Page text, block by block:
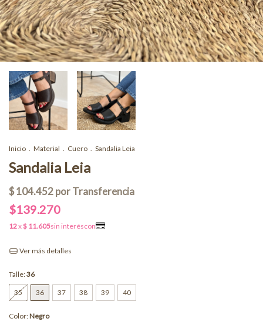
Inicio . Material . Cuero . Sandalia Leia
Sandalia Leia
$139.270
Ver más detalles
Talle:36
35 36 37 38 39 40
Color:Negro